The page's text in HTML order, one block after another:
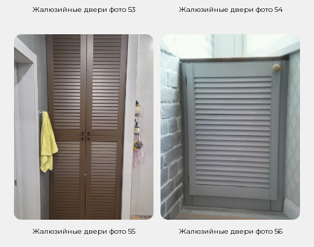
Жалюзийные двери фото 53 Жалюзийные двери фото 54
Жалюзийные двери фото 55 Жалюзийные двери фото 56